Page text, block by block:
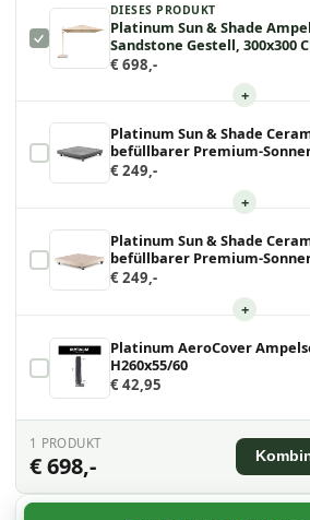
DIESES PRODUKT
Platinum Sun & Shade
Sandstone Gestell, 300x300
€ 698,-
+
Platinum Sun & Shade
befüllbarer Premium-
Lenkrollen für Ampelschirme.
€ 249,-
+
Platinum Sun & Shade
befüllbarer Premium-
Lenkrollen für Ampelschirme.
€ 249,-
+
Platinum AeroCover
H260x55/60
€ 42,95
1 PRODUKT
€ 698,-